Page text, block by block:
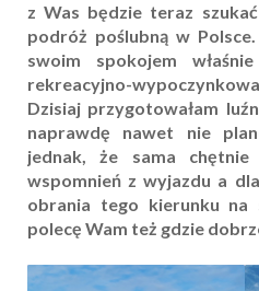
z Was będzie teraz
podróż poślubną w
swoim spokojem
rekreacyjno-
Dzisiaj przygotowałam
naprawdę nawet nie
jednak, że sama
wspomnień z wyjazdu a
obrania tego kierunku
polecę Wam też gdzie